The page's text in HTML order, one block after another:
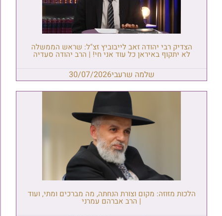
הצדיק רבי יהודה זאב לייבוביץ זצ"ל: שראש הממשלה
לא יתקוף באיראן כל עוד אני חי! | הרב יהודה סעדיה
שלמה שרעבי30/07/2026
הלכות מזוזה: מקום וצורת הנחתה, מה מברכים ומתי, ועוד
| הרב אברהם עמרני